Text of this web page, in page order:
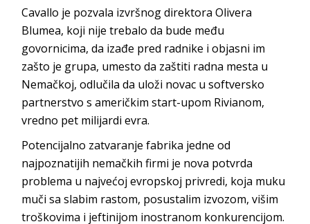
Cavallo je pozvala izvršnog direktora Olivera
Blumea, koji nije trebalo da bude među
govornicima, da izađe pred radnike i objasni im
zašto je grupa, umesto da zaštiti radna mesta u
Nemačkoj, odlučila da uloži novac u softversko
partnerstvo s američkim start-upom Rivianom,
vredno pet milijardi evra.
Potencijalno zatvaranje fabrika jedne od
najpoznatijih nemačkih firmi je nova potvrda
problema u najvećoj evropskoj privredi, koja muku
muči sa slabim rastom, posustalim izvozom, višim
troškovima i jeftinijom inostranom konkurencijom.